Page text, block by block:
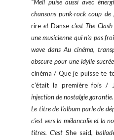
"Mell puise aussi avec
chansons punk-rock coup de
rireetDanse c’est The
une musicienne qui n’a pas
wave dans Au cinéma,
obscure pour une idylle
cinéma / Que je puisse te
c’était la première fois /
injection de nostalgie garantie.
Le titre de l’album parle de
c’est vers la mélancolie et la
titres. C’est She said,